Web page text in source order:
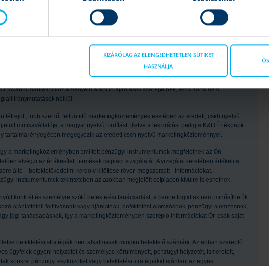
KIZÁRÓLAG AZ ELENGEDHETETLEN SÜTIKET
HASZNÁLJA
Fióktelepe (a továbbiakban: „
a leírt szcenáriók, előrejelzések és kockázatok a piaci várakozásokat tükrözik és
bármilyen előrejelzés pusztán tájékoztató jellegű. A pénzügyi eszközök értéke, ára
ezeket befolyásolhatják. Ezen változások következtében a pénzügyi
hozamok nem jelentenek garanciát a jövőbeli teljesítményre. A számszerű adatok
készített összeállítását tükrözik, és későbbi módosítás tárgyát képezhetik. A
hitelesnek tartott forrásokon alapulnak, azonban azok pontosságával és teljességével,
felelősséget nem vállalnak.
további marketingközleményein alapuló ajánlások szerepelnek, azok soha nem
iránymutatások nélkül.
létrejött, több szerzőt feltüntető marketingközlemények esetében az eredeti, cseh nyelvű
munkavállalója, a magyar nyelvű fordítást, illetve a lektorálást pedig a K&H Értékpapír
tartalma lényegében megegyezik az eredeti cseh nyelvű marketingközleménnyel.
a marketingközleményben említett pénzügyi instrumentumok megfelelnek az Ön
elvégzi az értékesített termékek célpiaci vizsgálatát. A vizsgálat keretében értékeli a
álló – befektetővédelmi kérdőív kitöltése révén megszerzett - információkat.
instrumentumok tekintetében az azokban megjelölt célpiacon kívülre is eshetnek.
konkrét és személyre szóló befektetési tanácsadást, a benne foglaltak nem minősíthetők
ajánlattételi felhívásnak vagy ajánlatnak, befektetési elemzésnek, pénzügyi elemzésnek,
jogi tanácsadásnak, így a marketingközleményben szereplő információkat Ön csak saját
befektetési stratégiák nem alkalmasak minden befektető számára. Az abban szereplő
ügyfelek egyéni helyzetét és személyes körülményeit, pénzügyi helyzetét, ismereteit,
konkrét pénzügyi eszközöket vagy befektetési stratégiákat ajánlani az egyes